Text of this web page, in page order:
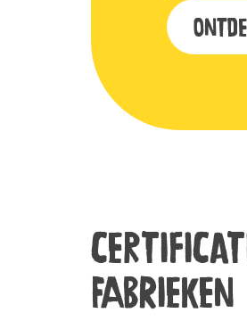
fabrieken